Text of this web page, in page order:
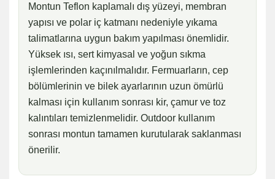
Montun Teflon kaplamalı dış yüzeyi, membran
yapısı ve polar iç katmanı nedeniyle yıkama
talimatlarına uygun bakım yapılması önemlidir.
Yüksek ısı, sert kimyasal ve yoğun sıkma
işlemlerinden kaçınılmalıdır. Fermuarların, cep
bölümlerinin ve bilek ayarlarının uzun ömürlü
kalması için kullanım sonrası kir, çamur ve toz
kalıntıları temizlenmelidir. Outdoor kullanım
sonrası montun tamamen kurutularak saklanması
önerilir.